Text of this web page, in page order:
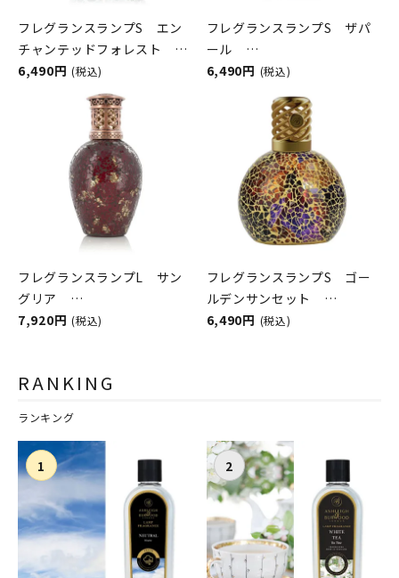
フレグランスランプS エン
チャンテッドフォレスト
ASHLEIGH&BURWOOD（ア
シュレイアンドバーウッド）
6,490円 (税込)
フレグランスランプS ザパ
ール
ASHLEIGH&BURWOOD（ア
シュレイアンドバーウッド）
6,490円 (税込)
フレグランスランプL サン
グリア
ASHLEIGH&BURWOOD（ア
7,920円 (税込)
フレグランスランプS ゴー
ルデンサンセット
ASHLEIGH&BURWOOD（ア
6,490円 (税込)
RANKING
ランキング